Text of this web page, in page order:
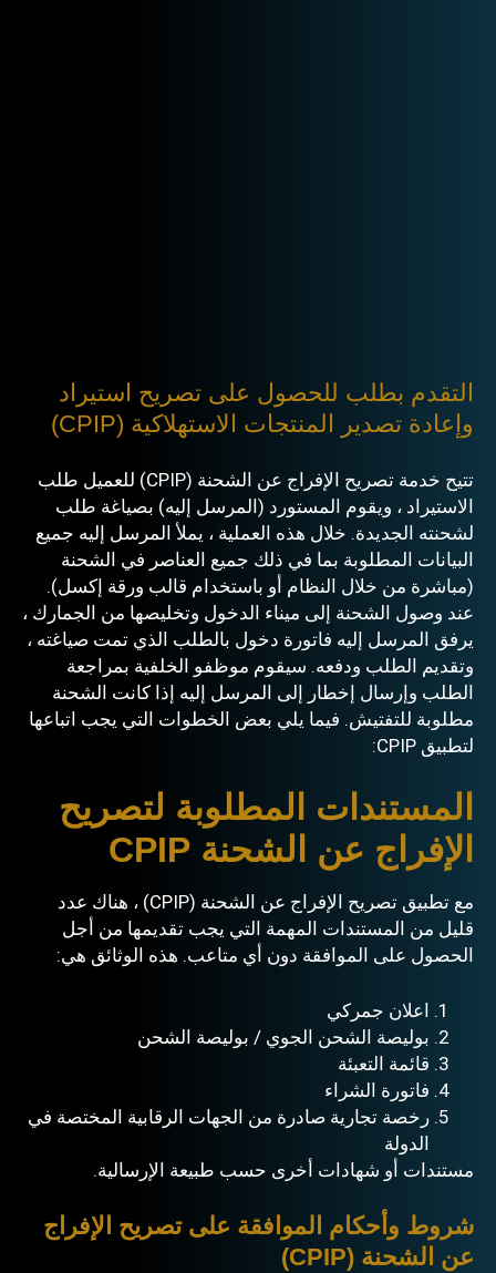
التقدم بطلب للحصول على تصريح استيراد
وإعادة تصدير المنتجات الاستهلاكية (CPIP)
تتيح خدمة تصريح الإفراج عن الشحنة (CPIP) للعميل طلب
الاستيراد ، ويقوم المستورد (المرسل إليه) بصياغة طلب
لشحنته الجديدة. خلال هذه العملية ، يملأ المرسل إليه جميع
البيانات المطلوبة بما في ذلك جميع العناصر في الشحنة
(مباشرة من خلال النظام أو باستخدام قالب ورقة إكسل).
عند وصول الشحنة إلى ميناء الدخول وتخليصها من الجمارك ،
يرفق المرسل إليه فاتورة دخول بالطلب الذي تمت صياغته ،
وتقديم الطلب ودفعه. سيقوم موظفو الخلفية بمراجعة
الطلب وإرسال إخطار إلى المرسل إليه إذا كانت الشحنة
مطلوبة للتفتيش. فيما يلي بعض الخطوات التي يجب اتباعها
لتطبيق CPIP:
المستندات المطلوبة لتصريح
الإفراج عن الشحنة CPIP
مع تطبيق تصريح الإفراج عن الشحنة (CPIP) ، هناك عدد
قليل من المستندات المهمة التي يجب تقديمها من أجل
الحصول على الموافقة دون أي متاعب. هذه الوثائق هي:
اعلان جمركي
بوليصة الشحن الجوي / بوليصة الشحن
قائمة التعبئة
فاتورة الشراء
رخصة تجارية صادرة من الجهات الرقابية المختصة في
الدولة
مستندات أو شهادات أخرى حسب طبيعة الإرسالية.
شروط وأحكام الموافقة على تصريح الإفراج
عن الشحنة (CPIP)